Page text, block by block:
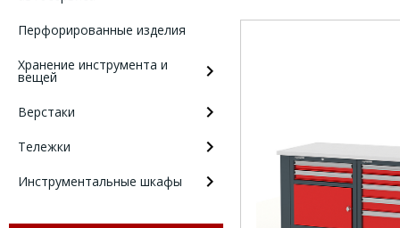
Перфорированные изделия
Хранение инструмента и
вещей
Верстаки
Тележки
Инструментальные шкафы